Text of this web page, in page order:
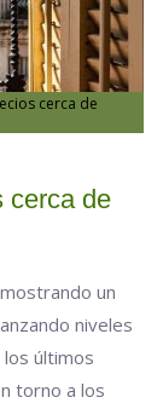
cerca de
cerca de
un
niveles
los últimos
torno a los